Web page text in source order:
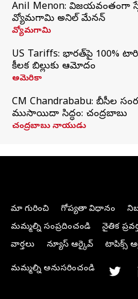
Anil Menon: విజయవంతంగా
వ్యోమగామి అనిల్‌ మేనన్
వ్యోమగామి
US Tariffs: భారత్‌పై 100%
కీలక బిల్లుకు ఆమోదం
అమెరికా
CM Chandrababu: బీసీల
ముసాయిదా సిద్ధం: చంద్రబాబు
చంద్రబాబు నాయుడు
మా గురించి గోప్యతా విధానం
మమ్మల్ని సంప్రదించండి
నైతిక
వార్తలు
న్యూస్ ఆర్కైవ్ టాపిక్స్
మమ్మల్ని అనుసరించండి